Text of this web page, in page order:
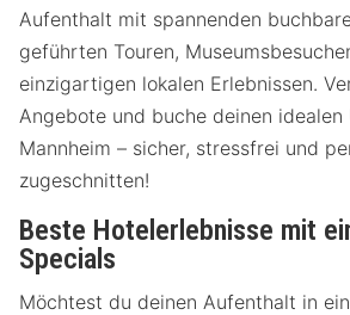
Aufenthalt mit spannenden
geführten Touren,
einzigartigen lokalen Erlebnissen.
Angebote und buche deinen idealen
Mannheim – sicher, stressfrei und
zugeschnitten!
Beste Hotelerlebnisse mit
Specials
Möchtest du deinen Aufenthalt in